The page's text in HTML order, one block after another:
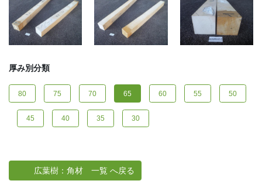
厚み別分類
80 75 70 65 60 55 50
45 40 35 30
広葉樹：角材 一覧 へ戻る